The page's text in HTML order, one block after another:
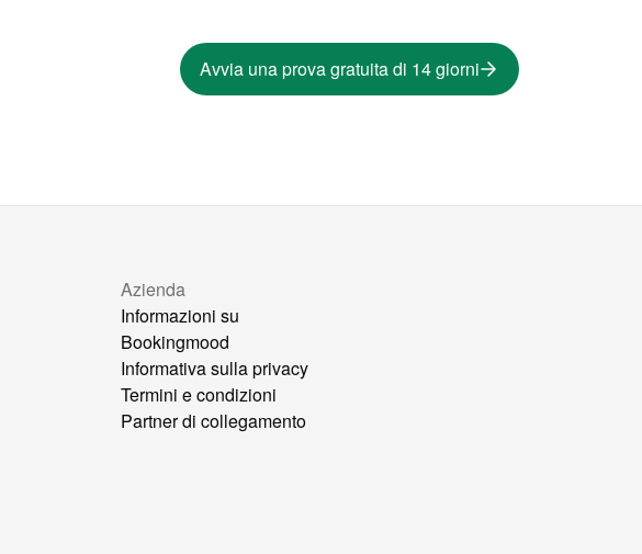
Avvia una prova gratuita di 14 giorni
Azienda
Informazioni su
Bookingmood
Informativa sulla privacy
Termini e condizioni
Partner di collegamento